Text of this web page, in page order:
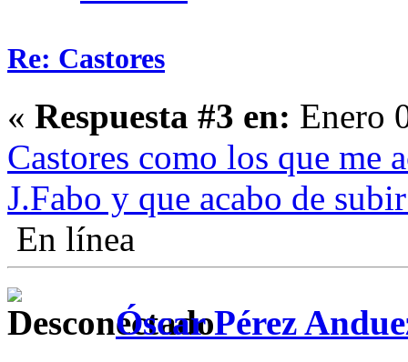
Re: Castores
« Respuesta #3 en: Enero
Castores como los que me
J.Fabo y que acabo de
En línea
Óscar Pérez